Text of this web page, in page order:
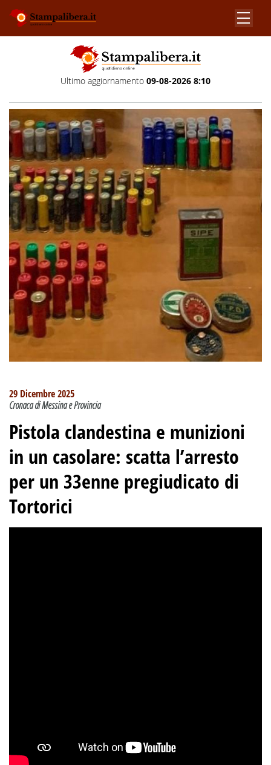
Ultimo aggiornamento 09-08-2026 8:10
29 Dicembre 2025
Cronaca di Messina e Provincia
Pistola clandestina e munizioni
in un casolare: scatta l’arresto
per un 33enne pregiudicato di
Tortorici